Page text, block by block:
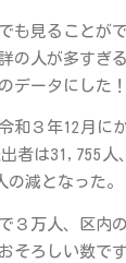
も見ることが
の人が多すぎ
データにした！
和３年12月に
者は31,755人
減となった。
３万人、区内
そろしい数です